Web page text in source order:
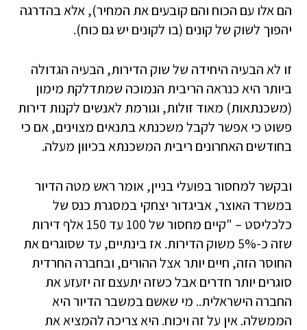
הם אלו עם הכוח והם קובעים את המחיר), אלא בהדרגה
יהפוך לשוק של קונים (בו לקונים יש גם כוח).
זו לא הבעיה היחידה של שוק הדירות, הבעיה הגדולה
ביותר היא כנראה הריבית הנמוכה שמתדלקת מימון
(משכנתאות) מאוד זולות, וגורמת לאנשים לקנות דירות
פשוט כי אפשר לקבל משכנתא בתנאים מצוינים, אם כי
בחודשים האחרונים ריבית המשכנתא בכיוון מעלה.
ובקשר למחסור בפועלי בניין, אומר ראש מטה הדיור
במשרד האוצר, אביגדור יצחקי במסגרת כנס של
כלכליסט – "קיים מחסור של 100 עד 150 אלף דירות
שזה כ-5% משוק הדירות. אז בינתיים, עד שסוגרים את
החוסר הזה, חיים יותר אצל ההורים, ובחברה החרדית
סוגרים יותר חדרים אבל כשזה יתעצם זה יזעזע את
החברה הישראלית.. מי שאשם במשבר הדיור היא
הממשלה. אין על זה ויכוח. היא צריכה להמציא את